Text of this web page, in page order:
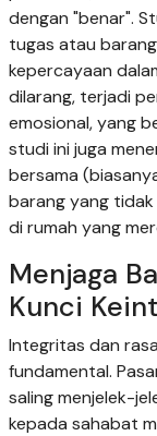
dengan "benar".
tugas atau
kepercayaan
dilarang, terjadi
emosional, yang
studi ini juga
bersama
barang yang
di rumah yang
Menjaga
Kunci
Integritas dan
fundamental.
saling menjelek-
kepada sahabat